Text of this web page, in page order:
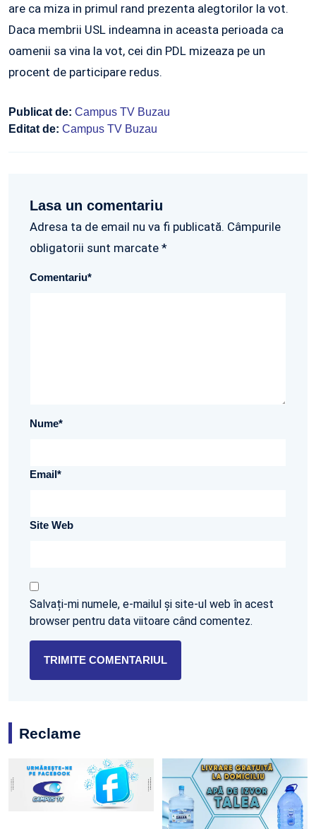
are ca miza in primul rand prezenta alegtorilor la vot.
Daca membrii USL indeamna in aceasta perioada ca
oamenii sa vina la vot, cei din PDL mizeaza pe un
procent de participare redus.
Publicat de: Campus TV Buzau
Editat de: Campus TV Buzau
Lasa un comentariu
Adresa ta de email nu va fi publicată. Câmpurile
obligatorii sunt marcate *
Comentariu*
Nume*
Email*
Site Web
Salvați-mi numele, e-mailul și site-ul web în acest
browser pentru data viitoare când comentez.
Reclame